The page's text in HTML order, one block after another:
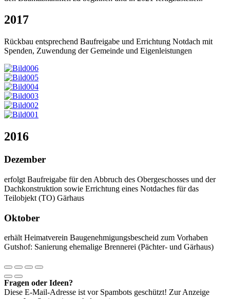
2017
Rückbau entsprechend Baufreigabe und Errichtung Notdach mit
Spenden, Zuwendung der Gemeinde und Eigenleistungen
2016
Dezember
erfolgt Baufreigabe für den Abbruch des Obergeschosses und der
Dachkonstruktion sowie Errichtung eines Notdaches für das
Teilobjekt (TO) Gärhaus
Oktober
erhält Heimatverein Baugenehmigungsbescheid zum Vorhaben
Gutshof: Sanierung ehemalige Brennerei (Pächter- und Gärhaus)
Fragen oder Ideen?
Diese E-Mail-Adresse ist vor Spambots geschützt! Zur Anzeige